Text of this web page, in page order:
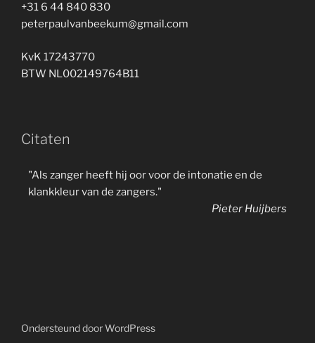
+31 6 44 840 830
peterpaulvanbeekum@gmail.com
KvK 17243770
BTW NL002149764B11
Citaten
"Als zanger heeft hij oor voor de intonatie en de
klankkleur van de zangers."
Pieter Huijbers
Ondersteund door WordPress